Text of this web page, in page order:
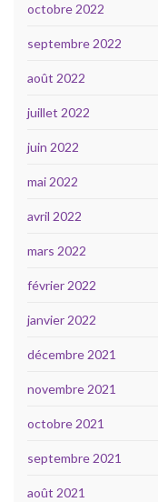
octobre 2022
septembre 2022
août 2022
juillet 2022
juin 2022
mai 2022
avril 2022
mars 2022
février 2022
janvier 2022
décembre 2021
novembre 2021
octobre 2021
septembre 2021
août 2021